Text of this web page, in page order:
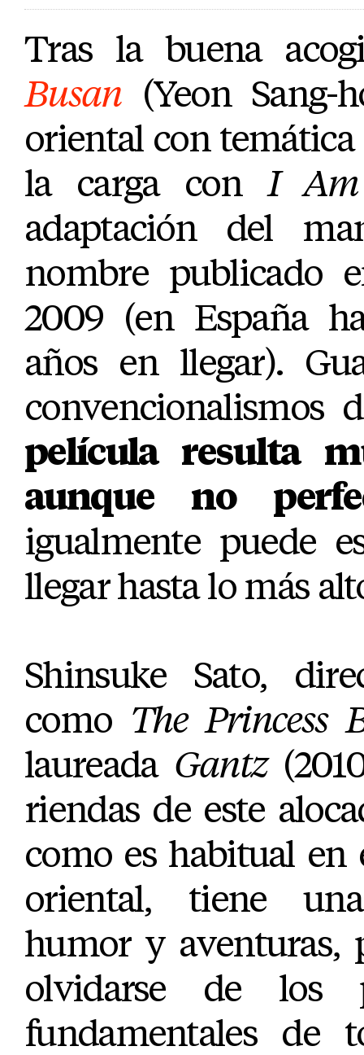
Tras la buena
Busan(Yeon Sang-
oriental con
la carga conI
adaptación del
nombre publicado
2009 (en España
años en llegar).
convencionalismos
película resulta
aunque no
igualmente puede
llegar hasta lo más
Shinsuke Sato,
como The Princess
laureada Gantz
riendas de este
como es habitual en
oriental, tiene
humor y aventuras,
olvidarse de los
fundamentales de